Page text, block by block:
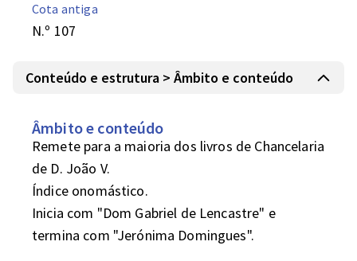
Cota antiga
N.º 107
Conteúdo e estrutura > Âmbito e conteúdo
Âmbito e conteúdo
Remete para a maioria dos livros de Chancelaria
de D. João V.
Índice onomástico.
Inicia com "Dom Gabriel de Lencastre" e
termina com "Jerónima Domingues".